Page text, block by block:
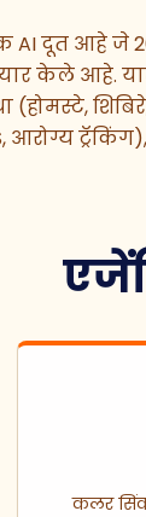
दूत आहे जे
केले आहे.
(होमस्टे,
आरोग्य
कलर सिंक